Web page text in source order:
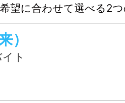
望に合わせて選べる2
給1,500円の外来パート
ト、どちらも24時間対
子育て中の方も安心し
）
ト